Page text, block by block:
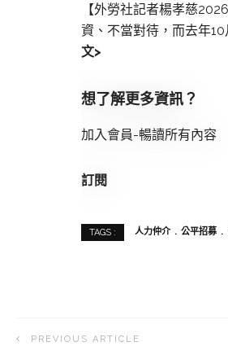
【外勞社記者楊孝慈
資、不當對待，而去年
文>
想了解更多資訊？
加入會員-暢讀所有內容
訂閱
TAGS : 人力仲介 公平招募
PREVIOUS ARTICLE